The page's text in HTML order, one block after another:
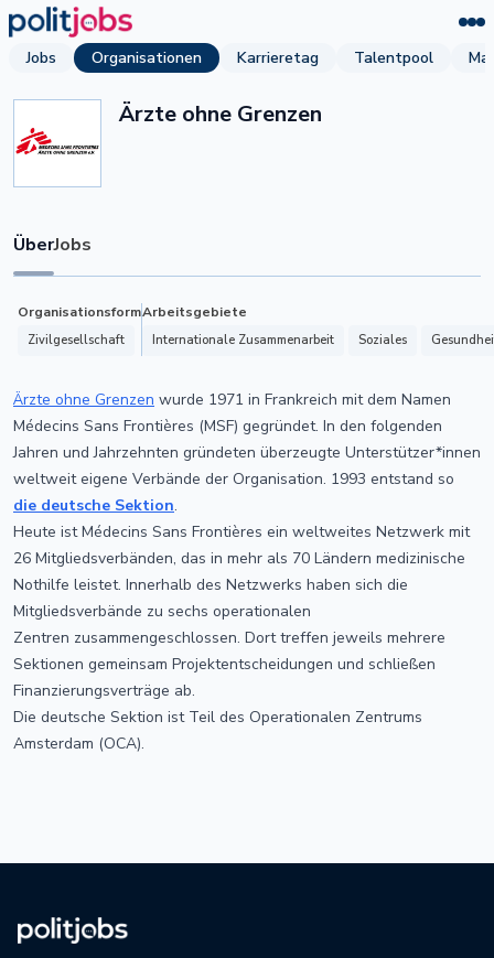
Jobs Organisationen Karrieretag Talentpool
Ärzte ohne Grenzen
ÜberJobs
Organisationsform
Zivilgesellschaft
Arbeitsgebiete
Internationale Zusammenarbeit Soziales
Ärzte ohne Grenzen wurde 1971 in Frankreich mit dem Namen
Médecins Sans Frontières (MSF) gegründet. In den folgenden
Jahren und Jahrzehnten gründeten überzeugte Unterstützer*innen
weltweit eigene Verbände der Organisation. 1993 entstand so
die deutsche Sektion.
Heute ist Médecins Sans Frontières ein weltweites Netzwerk mit
26 Mitgliedsverbänden, das in mehr als 70 Ländern medizinische
Nothilfe leistet. Innerhalb des Netzwerks haben sich die
Mitgliedsverbände zu sechs operationalen
Zentren zusammengeschlossen. Dort treffen jeweils mehrere
Sektionen gemeinsam Projektentscheidungen und schließen
Finanzierungsverträge ab.
Die deutsche Sektion ist Teil des Operationalen Zentrums
Amsterdam (OCA).